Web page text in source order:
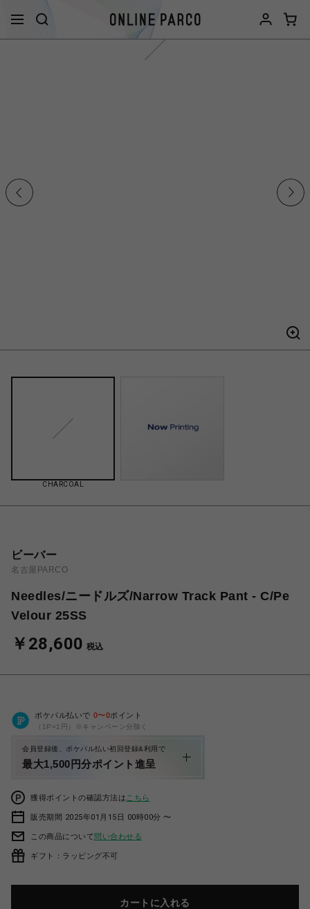
CHARCOAL
ビーバー
名古屋PARCO
Needles/ニードルズ/Narrow Track Pant - C/Pe
Velour 25SS
￥28,600 税込
ポケパル払いで 0〜0ポイント
（1P=1円）※キャンペーン分除く
会員登録後、ポケパル払い初回登録&利用で
最大1,500円分ポイント進呈
獲得ポイントの確認方法は こちら
販売期間 2025年01月15日 00時00分 〜
この商品について問い合わせる
ギフト：ラッピング不可
カートに入れる